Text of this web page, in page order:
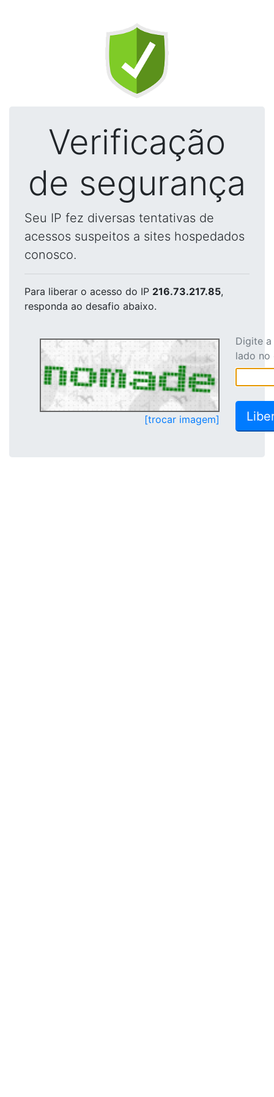
Verificação
de segurança
Seu IP fez diversas tentativas de
acessos suspeitos a sites hospedados
conosco.
Para liberar o acesso do IP 216.73.217.85,
responda ao desafio abaixo.
[trocar imagem]
Digite
lado no